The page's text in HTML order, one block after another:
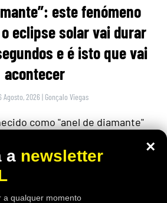
este fenómeno
eclipse solar vai durar
e é isto que vai
acontecer
Agosto, 2026 | Gonçalo Viegas
como "anel de diamante"
solar de 12 de agosto
×
a newsletter
a qualquer momento